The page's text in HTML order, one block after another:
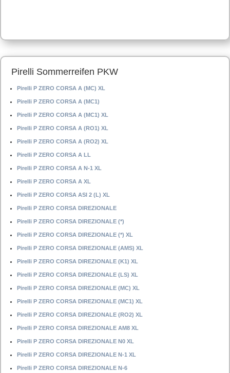
Pirelli Sommerreifen PKW
Pirelli P ZERO CORSA A (MC) XL
Pirelli P ZERO CORSA A (MC1)
Pirelli P ZERO CORSA A (MC1) XL
Pirelli P ZERO CORSA A (RO1) XL
Pirelli P ZERO CORSA A (RO2) XL
Pirelli P ZERO CORSA A LL
Pirelli P ZERO CORSA A N-1 XL
Pirelli P ZERO CORSA A XL
Pirelli P ZERO CORSA ASI 2 (L) XL
Pirelli P ZERO CORSA DIREZIONALE
Pirelli P ZERO CORSA DIREZIONALE (*)
Pirelli P ZERO CORSA DIREZIONALE (*) XL
Pirelli P ZERO CORSA DIREZIONALE (AMS) XL
Pirelli P ZERO CORSA DIREZIONALE (K1) XL
Pirelli P ZERO CORSA DIREZIONALE (LS) XL
Pirelli P ZERO CORSA DIREZIONALE (MC) XL
Pirelli P ZERO CORSA DIREZIONALE (MC1) XL
Pirelli P ZERO CORSA DIREZIONALE (RO2) XL
Pirelli P ZERO CORSA DIREZIONALE AM8 XL
Pirelli P ZERO CORSA DIREZIONALE N0 XL
Pirelli P ZERO CORSA DIREZIONALE N-1 XL
Pirelli P ZERO CORSA DIREZIONALE N-6